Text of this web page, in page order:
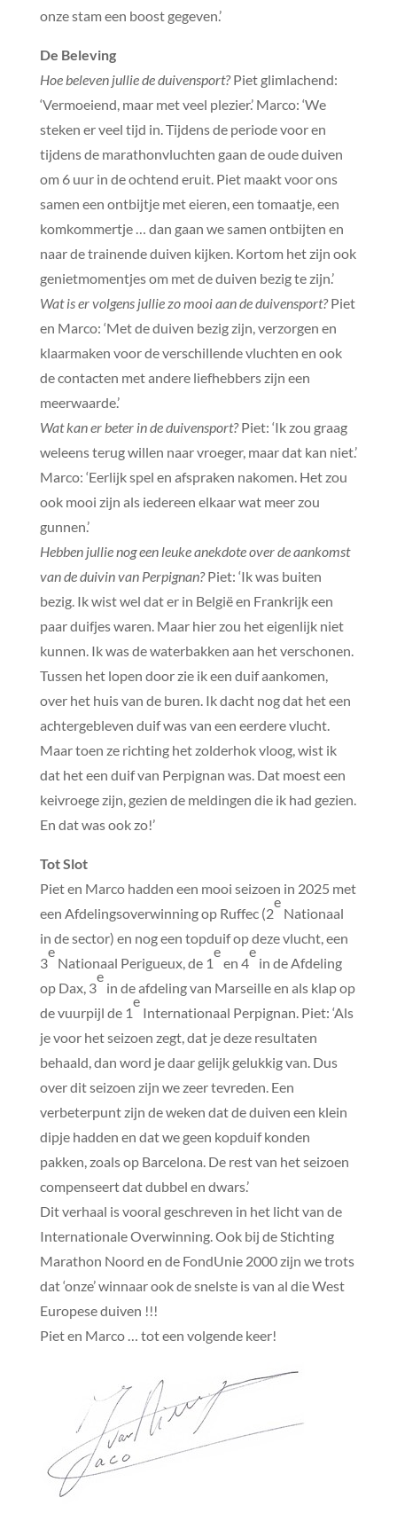
onze stam een boost gegeven.’
De Beleving
Hoe beleven jullie de duivensport?Piet glimlachend:
‘Vermoeiend, maar met veel plezier.’ Marco: ‘We
steken er veel tijd in. Tijdens de periode voor en
tijdens de marathonvluchten gaan de oude duiven
om 6 uur in de ochtend eruit. Piet maakt voor ons
samen een ontbijtje met eieren, een tomaatje, een
komkommertje … dan gaan we samen ontbijten en
naar de trainende duiven kijken. Kortom het zijn ook
genietmomentjes om met de duiven bezig te zijn.’
Wat is er volgens jullie zo mooi aan de duivensport?Piet
en Marco: ‘Met de duiven bezig zijn, verzorgen en
klaarmaken voor de verschillende vluchten en ook
de contacten met andere liefhebbers zijn een
meerwaarde.’
Wat kan er beter in de duivensport?Piet: ‘Ik zou graag
weleens terug willen naar vroeger, maar dat kan niet.’
Marco: ‘Eerlijk spel en afspraken nakomen. Het zou
ook mooi zijn als iedereen elkaar wat meer zou
gunnen.’
Hebben jullie nog een leuke anekdote over de aankomst
van de duivin van Perpignan?Piet: ‘Ik was buiten
bezig. Ik wist wel dat er in België en Frankrijk een
paar duifjes waren. Maar hier zou het eigenlijk niet
kunnen. Ik was de waterbakken aan het verschonen.
Tussen het lopen door zie ik een duif aankomen,
over het huis van de buren. Ik dacht nog dat het een
achtergebleven duif was van een eerdere vlucht.
Maar toen ze richting het zolderhok vloog, wist ik
dat het een duif van Perpignan was. Dat moest een
keivroege zijn, gezien de meldingen die ik had gezien.
En dat was ook zo!’
Tot Slot
Piet en Marco hadden een mooi seizoen in 2025 met
een Afdelingsoverwinning op Ruffec (2
e
Nationaal
in de sector) en nog een topduif op deze vlucht, een
3
e
Nationaal Perigueux, de 1
e
en 4
e
in de Afdeling
op Dax, 3
e
in de afdeling van Marseille en als klap op
de vuurpijl de 1
e
Internationaal Perpignan. Piet: ‘Als
je voor het seizoen zegt, dat je deze resultaten
behaald, dan word je daar gelijk gelukkig van. Dus
over dit seizoen zijn we zeer tevreden. Een
verbeterpunt zijn de weken dat de duiven een klein
dipje hadden en dat we geen kopduif konden
pakken, zoals op Barcelona. De rest van het seizoen
compenseert dat dubbel en dwars.’
Dit verhaal is vooral geschreven in het licht van de
Internationale Overwinning. Ook bij de Stichting
Marathon Noord en de FondUnie 2000 zijn we trots
dat ‘onze’ winnaar ook de snelste is van al die West
Europese duiven !!!
Piet en Marco … tot een volgende keer!